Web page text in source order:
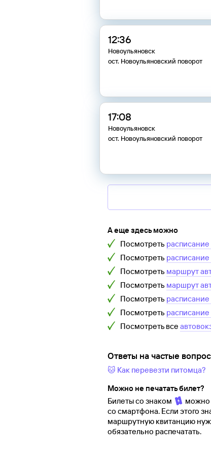
12:36
Новоульяновск
ост. Новоульяновский поворот
17:08
Новоульяновск
ост. Новоульяновский поворот
А еще здесь можно
Посмотреть
Посмотреть
Посмотреть маршрут
Посмотреть маршрут
Посмотреть
Посмотреть
Посмотреть все
Ответы на частые
🐱 Как перевезти питомца?
Можно не печатать билет?
Билеты со знаком
можно
со смартфона. Если этого
маршрутную квитанцию
обязательно распечатать.